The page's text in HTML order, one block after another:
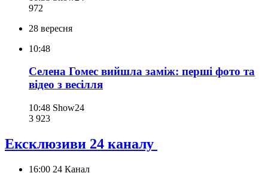
972
28 вересня
10:48
Селена Гомес вийшла заміж: перші фото та
відео з весілля
10:48 Show24
3 923
Ексклюзиви 24 каналу
16:00 24 Канал